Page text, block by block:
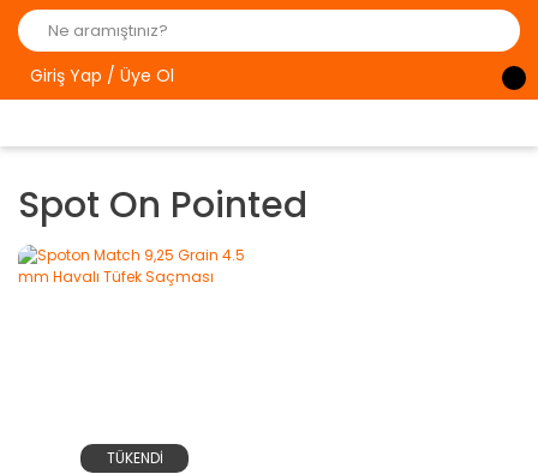
Giriş Yap / Üye Ol
Spot On Pointed
TÜKENDİ